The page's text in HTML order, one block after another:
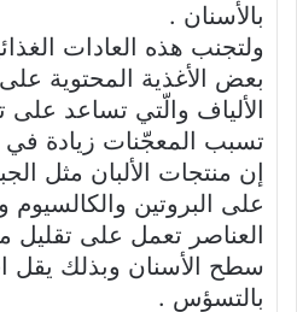
بالأسنان .
ولتجنب هذه العادات
بعض الأغذية المحتوية
الألياف والّتي تساعد على
تسبب المعجّنات زيادة
إن منتجات الألبان مثل
على البروتين
العناصر تعمل على
سطح الأسنان وبذلك يقل
بالتسؤس .